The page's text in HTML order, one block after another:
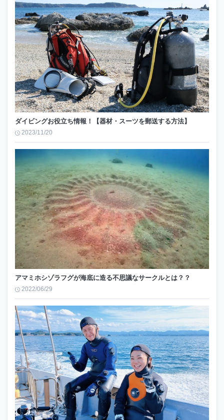
ダイビングお役立ち情報！【器材・スーツを郵送する方法】
2023/11/20
アマミホシゾラフグが海底に造る不思議なサークルとは？？
2022/06/29